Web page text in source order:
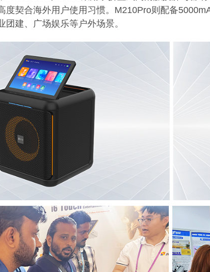
度契合海外用户使用习惯。M210Pro则配备
建、广场娱乐等户外场景。